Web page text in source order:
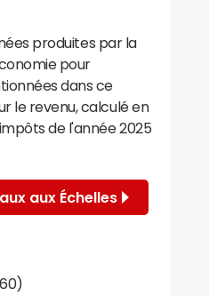
produites par la
pour
dans ce
le revenu, calculé en
de l'année 2025
aux Échelles